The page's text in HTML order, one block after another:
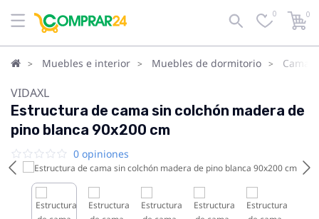
0 0
Muebles e interior Muebles de dormitorio Camas
VIDAXL
Estructura de cama sin colchón madera de
pino blanca 90x200 cm
0 opiniones